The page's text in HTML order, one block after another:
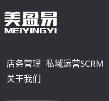
店务管理 私域运营SCRM
关于我们